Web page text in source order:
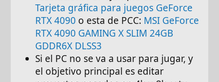
Tarjeta gráfica para juegos GeForce
RTX 4090 o esta de PCC: MSI GeForce
RTX 4090 GAMING X SLIM 24GB
GDDR6X DLSS3
Si el PC no se va a usar para jugar, y
el objetivo principal es editar